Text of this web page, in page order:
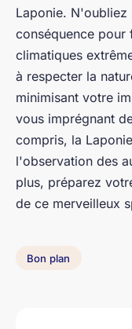
Laponie. N'oubliez
conséquence
climatiques
à respecter la
minimisant votre
vous imprégnant
compris, la
l'observation des
plus, préparez
de ce merveilleux
Bon plan